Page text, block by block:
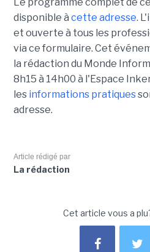
Le programme complet de
disponible à cette adresse.
et ouverte à tous les
via ce formulaire. Cet
la rédaction du Monde
8h15 à 14h00 à l'Espace
les informations pratiques
adresse.
Article rédigé par
La rédaction
Cet article vous a